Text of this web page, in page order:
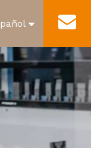
English
العربية